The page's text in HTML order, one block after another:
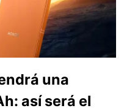
una
así será el